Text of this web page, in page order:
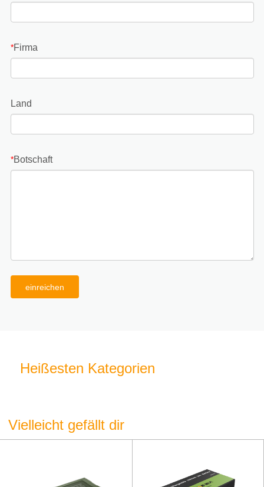
*Firma
Land
*Botschaft
einreichen
Heißesten Kategorien
Vielleicht gefällt dir